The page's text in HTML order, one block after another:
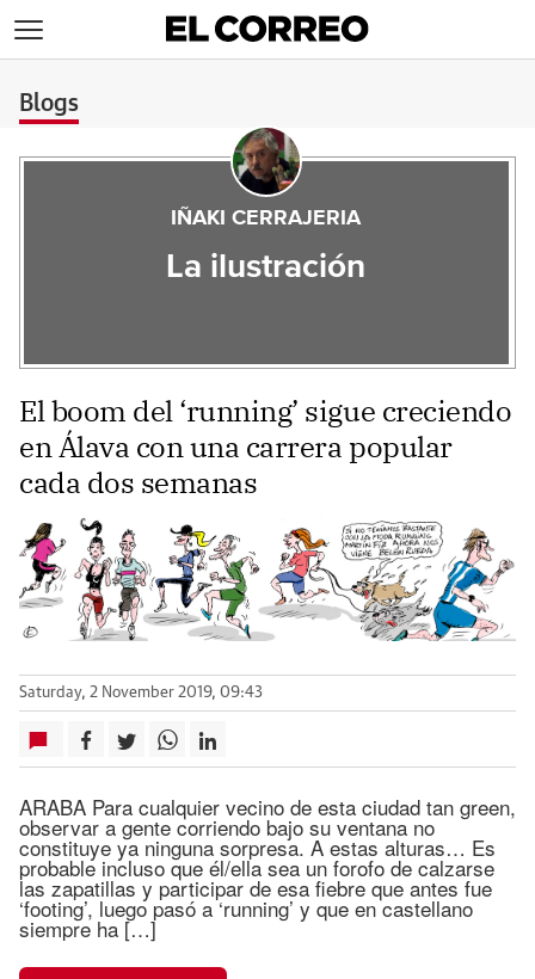
Blogs
IÑAKI CERRAJERIA
La ilustración
El boom del ‘running’ sigue creciendo
en Álava con una carrera popular
cada dos semanas
Saturday, 2 November 2019, 09:43
ARABA Para cualquier vecino de esta ciudad tan green,
observar a gente corriendo bajo su ventana no
constituye ya ninguna sorpresa. A estas alturas… Es
probable incluso que él/ella sea un forofo de calzarse
las zapatillas y participar de esa fiebre que antes fue
‘footing’, luego pasó a ‘running’ y que en castellano
siempre ha […]